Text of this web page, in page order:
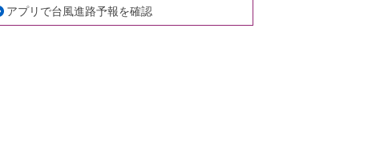
アプリで台風進路予報を確認